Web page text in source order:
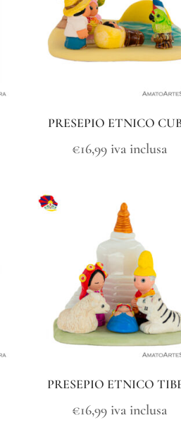
PRESEPIO ETNICO
€16,99 iva inclusa
PRESEPIO ETNICO
€16,99 iva inclusa